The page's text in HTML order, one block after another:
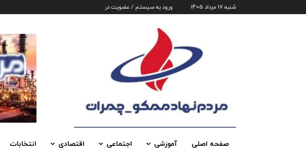
شنبه 17 مرداد 1405 ورود به سیستم / عضویت در
صفحه اصلی آموزشی اجتماعی اقتصادی انتخابات